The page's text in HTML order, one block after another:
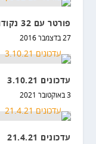
פורטר עם 32 נקודות בנצחון וושינגטון
27 בדצמבר 2016
עדכונים 3.10.21
3 באוקטובר 2021
עדכונים 21.4.21